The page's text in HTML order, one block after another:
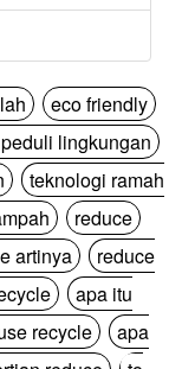
eco friendly
lingkungan
teknologi ramah
reduce
artinya
reduce
apa itu
recycle
apa